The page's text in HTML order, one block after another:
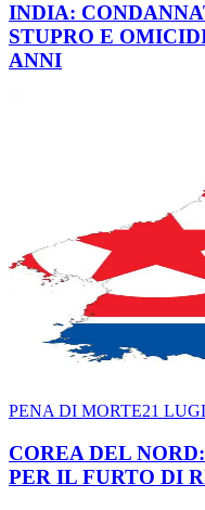
INDIA:
STUPRO E
ANNI
PENA DI MORTE21
COREA DEL
PER IL FURTO DI